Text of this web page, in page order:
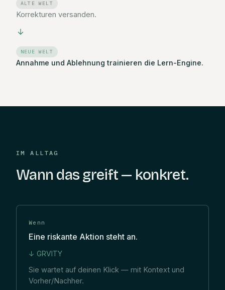
ALTE WELT
Korrekturen versanden.
NEUE WELT
Annahme und Ablehnung trainieren die Lern-Engine.
IM ALLTAG
Wann das greift — konkret.
Wenn
Eine riskante Aktion steht an.
↓ GRVITY
Sie wartet auf deinen Klick — mit Kontext und
Vorher/Nachher.